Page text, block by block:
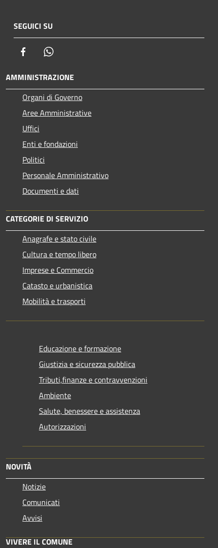
SEGUICI SU
Facebook
AMMINISTRAZIONE
Organi di Governo
Aree Amministrative
Uffici
Enti e fondazioni
Politici
Personale Amministrativo
Documenti e dati
CATEGORIE DI SERVIZIO
Anagrafe e stato civile
Cultura e tempo libero
Imprese e Commercio
Catasto e urbanistica
Mobilità e trasporti
Educazione e formazione
Giustizia e sicurezza pubblica
Tributi,finanze e contravvenzioni
Ambiente
Salute, benessere e assistenza
Autorizzazioni
NOVITÀ
Notizie
Comunicati
Avvisi
VIVERE IL COMUNE